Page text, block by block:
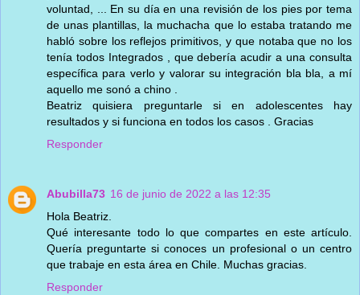
voluntad, ... En su día en una revisión de los pies por tema
de unas plantillas, la muchacha que lo estaba tratando me
habló sobre los reflejos primitivos, y que notaba que no los
tenía todos Integrados , que debería acudir a una consulta
específica para verlo y valorar su integración bla bla, a mí
aquello me sonó a chino .
Beatriz quisiera preguntarle si en adolescentes hay
resultados y si funciona en todos los casos . Gracias
Responder
Abubilla73 16 de junio de 2022 a las 12:35
Hola Beatriz.
Qué interesante todo lo que compartes en este artículo.
Quería preguntarte si conoces un profesional o un centro
que trabaje en esta área en Chile. Muchas gracias.
Responder